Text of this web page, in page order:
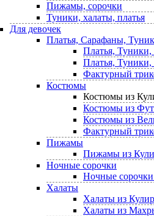
Пижамы, сорочки
Туники, халаты, платья
Для девочек
Платья, Сарафаны,
Платья, Туники,
Платья, Туники,
Фактурный
Костюмы
Костюмы из
Костюмы из
Костюмы из
Фактурный
Пижамы
Пижамы из
Ночные сорочки
Ночные сорочки
Халаты
Халаты из
Халаты из